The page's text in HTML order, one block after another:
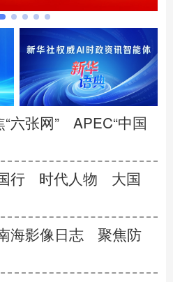
“六张网”
APEC“中国
行 时代人物
大国
海影像日志
聚焦防